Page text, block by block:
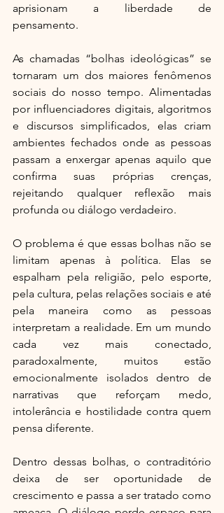
aprisionam a liberdade de
pensamento.
As chamadas “bolhas ideológicas” se
tornaram um dos maiores fenômenos
sociais do nosso tempo. Alimentadas
por influenciadores digitais, algoritmos
e discursos simplificados, elas criam
ambientes fechados onde as pessoas
passam a enxergar apenas aquilo que
confirma suas próprias crenças,
rejeitando qualquer reflexão mais
profunda ou diálogo verdadeiro.
O problema é que essas bolhas não se
limitam apenas à política. Elas se
espalham pela religião, pelo esporte,
pela cultura, pelas relações sociais e até
pela maneira como as pessoas
interpretam a realidade. Em um mundo
cada vez mais conectado,
paradoxalmente, muitos estão
emocionalmente isolados dentro de
narrativas que reforçam medo,
intolerância e hostilidade contra quem
pensa diferente.
Dentro dessas bolhas, o contraditório
deixa de ser oportunidade de
crescimento e passa a ser tratado como